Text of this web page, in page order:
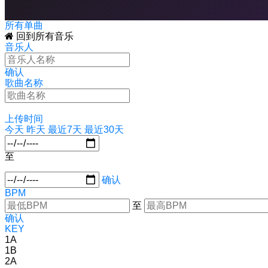
所有单曲
回到所有音乐
音乐人
确认
歌曲名称
上传时间
今天 昨天 最近7天 最近30天
至
确认
BPM
至
确认
KEY
1A
1B
2A